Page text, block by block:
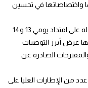
واختصاصاتها في تحسين
كما يتضمّن برنامج الملتقى الذي تتواصل أشغاله على امتداد يومي 13 و14
خلالها عرض أبرز التوصيات
الصادرة عن
من الإطارات العليا على